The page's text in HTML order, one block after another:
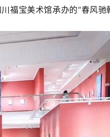
福宝美术馆承办的“春风驰